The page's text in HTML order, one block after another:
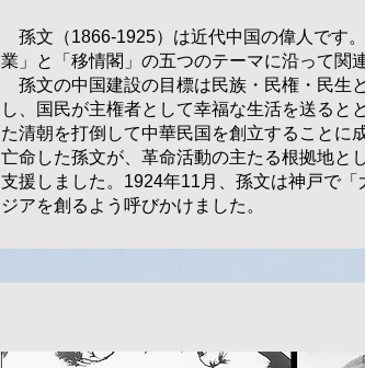
孫文（1866-1925）は近代中国の偉人です
業」と「移情閣」の五つのテーマに沿って関
孫文の中国建設の目標は民族・民権・民生
し、国民が主権者として幸福な生活を送ると
た清朝を打倒して中華民国を創立することに
亡命した孫文が、革命活動の主たる根拠地と
支援しました。1924年11月、孫文は神戸で
ジアを創るよう呼びかけました。